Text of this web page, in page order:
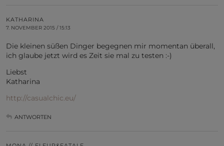
KATHARINA
7. NOVEMBER 2015 / 15:13
Die kleinen süßen Dinger begegnen mir momentan überall,
ich glaube jetzt wird es Zeit sie mal zu testen :-)
Liebst
Katharina
http://casualchic.eu/
ANTWORTEN